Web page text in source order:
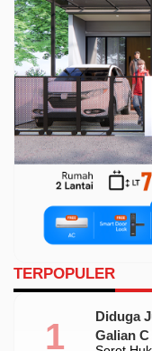
TERPOPULER
Diduga
Galian